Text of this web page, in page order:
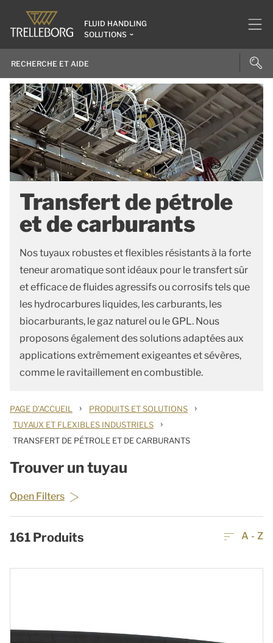
FLUID HANDLING
SOLUTIONS
Transfert de pétrole
et de carburants
Nos tuyaux robustes et flexibles résistants à la forte
teneur aromatique sont idéaux pour le transfert sûr
et efficace de fluides agressifs ou corrosifs tels que
les hydrocarbures liquides, les carburants, les
biocarburants, le gaz naturel ou le GPL. Nous
proposons également des solutions adaptées aux
applications extrêmement exigeantes et sévères,
comme le ravitaillement en combustible.
PAGE D'ACCUEIL › PRODUITS ET SOLUTIONS ›
TUYAUX ET FLEXIBLES INDUSTRIELS ›
TRANSFERT DE PÉTROLE ET DE CARBURANTS
Trouver un tuyau
Open Filters
161 Produits A - Z